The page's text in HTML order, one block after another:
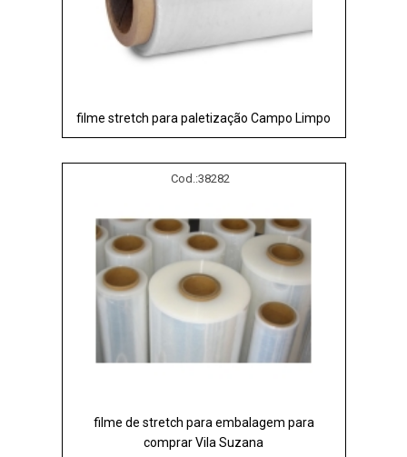
filme stretch para paletização Campo Limpo
Cod.:38282
filme de stretch para embalagem para
comprar Vila Suzana